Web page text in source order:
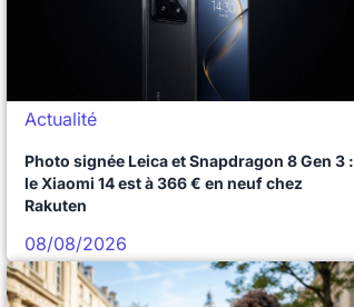
Actualité
Photo signée Leica et Snapdragon 8 Gen 3 :
le Xiaomi 14 est à 366 € en neuf chez
Rakuten
08/08/2026